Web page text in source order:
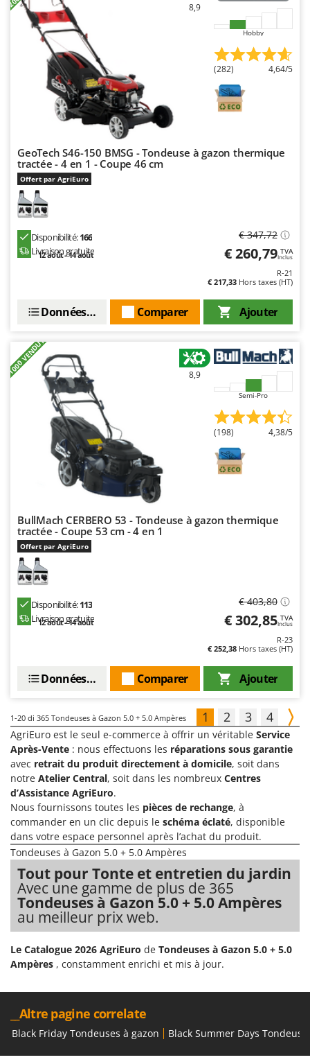
8,9
Hobby
(282) 4,64/5
GeoTech S46-150 BMSG - Tondeuse à gazon thermique
tractée - 4 en 1 - Coupe 46 cm
Offert par AgriEuro
Disponibilité:166
Livraison gratuite
12 août - 14 août
€ 347,72
€ 260,79 TVA
Inclus
R-21
€ 217,33 Hors taxes (HT)
Ajouter
Comparer
Données techniques
+1000 VENDUTI 8,9
Semi-Pro
(198) 4,38/5
BullMach CERBERO 53 - Tondeuse à gazon thermique
tractée - Coupe 53 cm - 4 en 1
Offert par AgriEuro
Disponibilité:113
Livraison gratuite
12 août - 14 août
€ 403,80
€ 302,85 TVA
Inclus
R-23
€ 252,38 Hors taxes (HT)
Ajouter
Comparer
Données techniques
1-20 di 365 Tondeuses à Gazon 5.0 + 5.0 Ampères 1 2 3 4
AgriEuro est le seul e-commerce à offrir un véritable Service
Après-Vente : nous effectuons les réparations sous garantie
avec retrait du produit directement à domicile, soit dans
notre Atelier Central, soit dans les nombreux Centres
d’Assistance AgriEuro.
Nous fournissons toutes les pièces de rechange, à
commander en un clic depuis le schéma éclaté, disponible
dans votre espace personnel après l’achat du produit.
Tondeuses à Gazon 5.0 + 5.0 Ampères
Tout pour Tonte et entretien du jardin
Avec une gamme de plus de 365
Tondeuses à Gazon 5.0 + 5.0 Ampères
au meilleur prix web.
Le Catalogue 2026 AgriEuro de Tondeuses à Gazon 5.0 + 5.0
Ampères , constamment enrichi et mis à jour.
__Altre pagine correlate
Black Friday Tondeuses à gazon Black Summer Days